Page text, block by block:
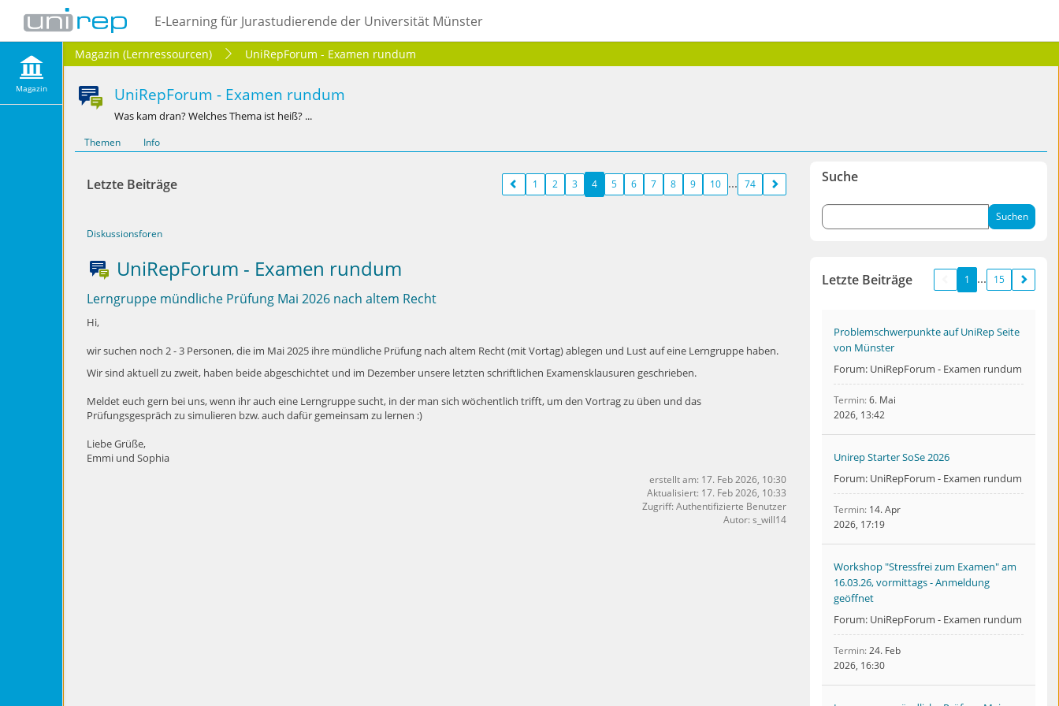
E-Learning für Jurastudierende der Universität Münster
Magazin
Magazin (Lernressourcen) UniRepForum - Examen rundum
UniRepForum - Examen rundum
Was kam dran? Welches Thema ist heiß? ...
Themen
Info
Letzte Beiträge 1 2 3 4 5 6 7 8 9 10 74
Diskussionsforen
UniRepForum - Examen rundum
Lerngruppe mündliche Prüfung Mai 2026 nach altem Recht
Hi,
wir suchen noch 2 - 3 Personen, die im Mai 2025 ihre mündliche Prüfung nach altem Recht (mit Vortag) ablegen und Lust auf eine Lerngruppe haben.
Wir sind aktuell zu zweit, haben beide abgeschichtet und im Dezember unsere letzten schriftlichen Examensklausuren geschrieben.
Meldet euch gern bei uns, wenn ihr auch eine Lerngruppe sucht, in der man sich wöchentlich trifft, um den Vortrag zu üben und das
Prüfungsgespräch zu simulieren bzw. auch dafür gemeinsam zu lernen :)
Liebe Grüße,
Emmi und Sophia
erstellt am: 17. Feb 2026, 10:30
Aktualisiert: 17. Feb 2026, 10:33
Zugriff: Authentifizierte Benutzer
Autor: s_will14
Suche
Letzte Beiträge 1 15
Problemschwerpunkte auf UniRep Seite
von Münster
Forum: UniRepForum - Examen rundum
Termin 6. Mai
2026, 13:42
Unirep Starter SoSe 2026
Forum: UniRepForum - Examen rundum
Termin 14. Apr
2026, 17:19
Workshop "Stressfrei zum Examen" am
16.03.26, vormittags - Anmeldung
geöffnet
Forum: UniRepForum - Examen rundum
Termin 24. Feb
2026, 16:30